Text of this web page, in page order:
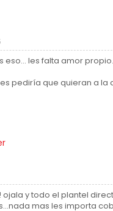
eso... les falta amor propio.
pediría que quieran a
y todo el plantel
mas les importa